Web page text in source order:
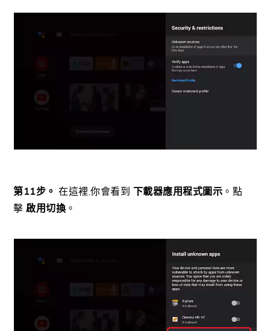
第11步。 在這裡,你會看到 下載器應用程式圖示 。點
擊 啟用切換 。